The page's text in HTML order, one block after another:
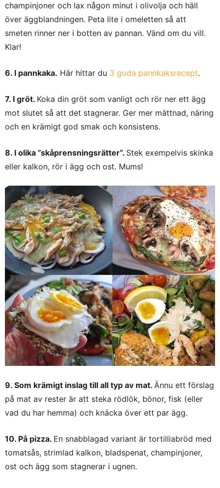
champinjoner och lax någon minut i olivolja och häll
över äggblandningen. Peta lite i omeletten så att
smeten rinner ner i botten av pannan. Vänd om du vill.
Klar!
6. I pannkaka. Här hittar du 3 goda pannkaksrecept.
7. I gröt. Koka din gröt som vanligt och rör ner ett ägg
mot slutet så att det stagnerar. Ger mer mättnad, näring
och en krämigt god smak och konsistens.
8. I olika ”skåprensningsrätter”. Stek exempelvis skinka
eller kalkon, rör i ägg och ost. Mums!
9. Som krämigt inslag till all typ av mat. Ännu ett förslag
på mat av rester är att steka rödlök, bönor, fisk (eller
vad du har hemma) och knäcka över ett par ägg.
10. På pizza. En snabblagad variant är tortilliabröd med
tomatsås, strimlad kalkon, bladspenat, champinjoner,
ost och ägg som stagnerar i ugnen.